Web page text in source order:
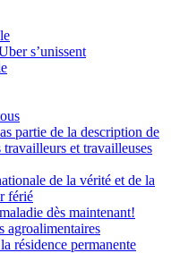
s’unissent
partie de la description de
travailleurs et travailleuses
de la vérité et de la
férié
dès maintenant!
agroalimentaires
résidence permanente